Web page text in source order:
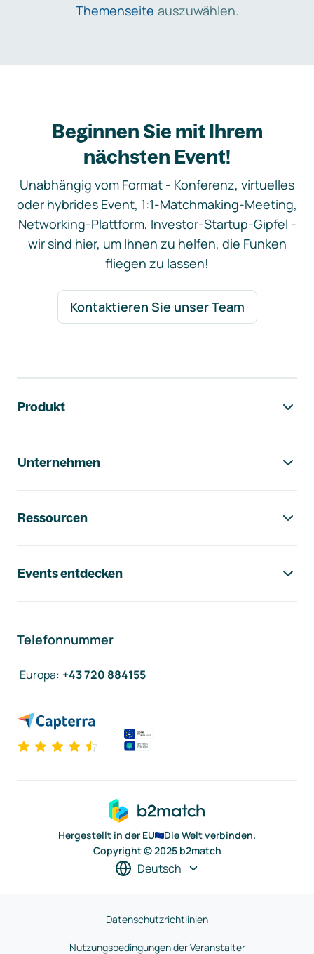
Themenseite auszuwählen.
Beginnen Sie mit Ihrem
nächsten Event!
Unabhängig vom Format - Konferenz, virtuelles
oder hybrides Event, 1:1-Matchmaking-Meeting,
Networking-Plattform, Investor-Startup-Gipfel -
wir sind hier, um Ihnen zu helfen, die Funken
fliegen zu lassen!
Kontaktieren Sie unser Team
Produkt
Unternehmen
Ressourcen
Events entdecken
Telefonnummer
Europa: +43 720 884155
Hergestellt in der EU
Die Welt verbinden.
Copyright © 2025 b2match
Deutsch
Datenschutzrichtlinien
Nutzungsbedingungen der Veranstalter